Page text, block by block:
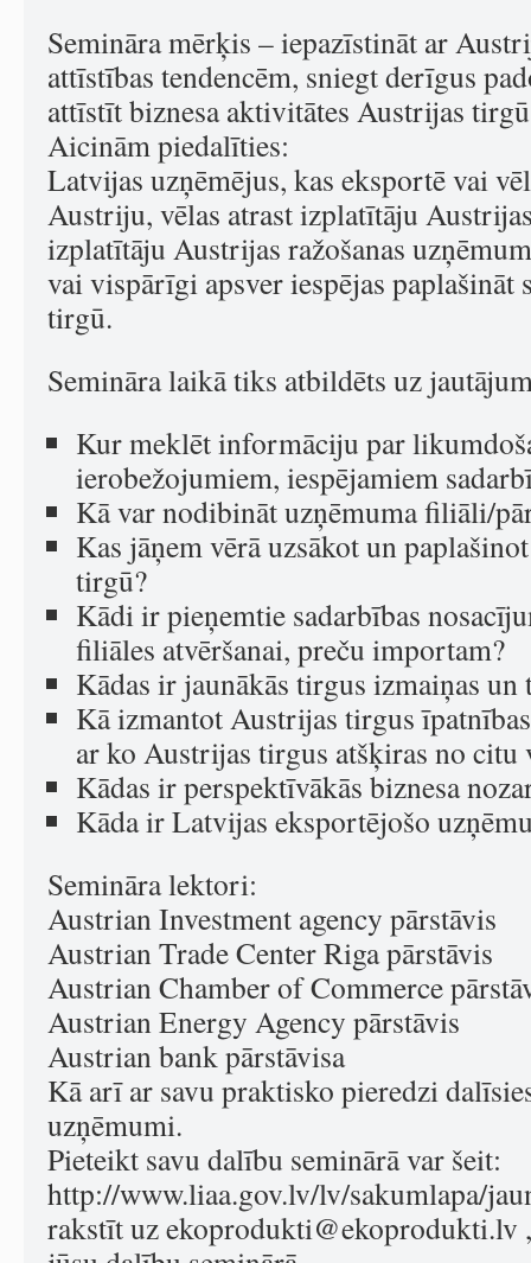
Semināra mērķis – iepazīstināt ar
attīstības tendencēm, sniegt derīgus
attīstīt biznesa aktivitātes Austrijas
Aicinām piedalīties:
Latvijas uzņēmējus, kas eksportē vai
Austriju, vēlas atrast izplatītāju
izplatītāju Austrijas ražošanas
vai vispārīgi apsver iespējas paplašināt
tirgū.
Semināra laikā tiks atbildēts uz
Kur meklēt informāciju par
ierobežojumiem, iespējamiem
Kā var nodibināt uzņēmuma filiāli/
Kas jāņem vērā uzsākot un
tirgū?
Kādi ir pieņemtie sadarbības
filiāles atvēršanai, preču importam?
Kādas ir jaunākās tirgus izmaiņas un
Kā izmantot Austrijas tirgus
ar ko Austrijas tirgus atšķiras no citu
Kādas ir perspektīvākās biznesa
Kāda ir Latvijas eksportējošo
Semināra lektori:
Austrian Investment agency pārstāvis
Austrian Trade Center Riga pārstāvis
Austrian Chamber of Commerce
Austrian Energy Agency pārstāvis
Austrian bank pārstāvisa
Kā arī ar savu praktisko pieredzi
uzņēmumi.
Pieteikt savu dalību seminārā var šeit:
http://www.liaa.gov.lv/lv/sakumlapa/
rakstīt uzekoprodukti@ekoprodukti.lv